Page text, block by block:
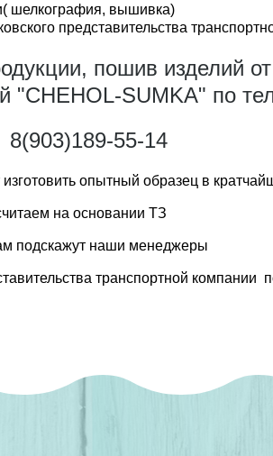
шелкография, вышивка)
представительства
пошив изделий
"CHEHOL-SUMKA" по
8(903)189-55-14
опытный образец в
на основании ТЗ
подскажут наши менеджеры
транспортной компании